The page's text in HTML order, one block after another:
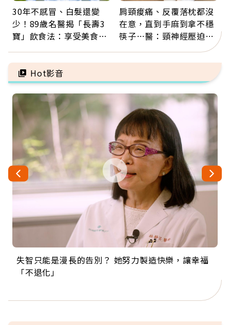
30年不感冒、白髮還變
少！89歲名醫揭「長壽3
寶」飲食法：享受美食不
肩頸痠痛、反覆落枕都沒
在意，直到手麻到拿不穩
筷子…醫：頸神經壓迫上
身，打破固定姿勢才是關
鍵
Hot影音
失智只能是漫長的告別？ 她努力製造快樂，讓幸福
「不退化」
來自剛果的巧克力神父 為台灣奉獻36年 「台灣是我
的家，我連作夢都講台語！」
63歲卸矽谷副總、搬回台灣找快樂！「蛋黃哥小
丑」走進安養院，逗樂上萬爺奶：退休後才開始真
104歲打破金氏世界紀錄 成為全球最年長羽球選
手，分享長壽的秘密原來是「這個」
事業巔峰他選擇追夢…黑手阿伯拉小提琴還登上小
巨蛋！連CNN都大讚！